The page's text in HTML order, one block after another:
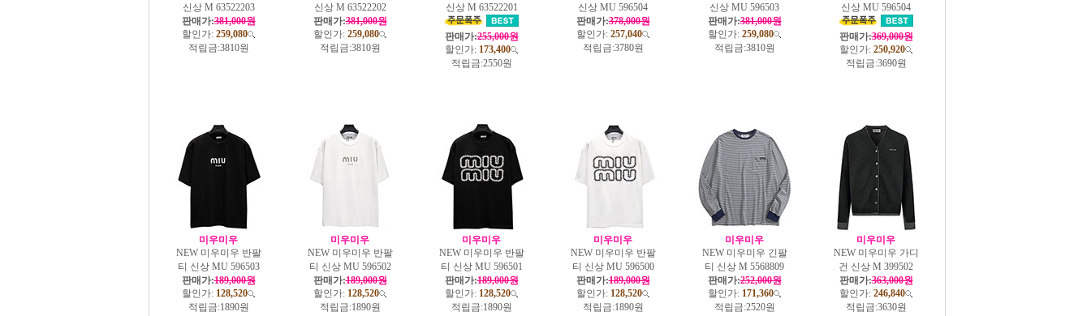
신상 M 63522203
판매가:381,000원
할인가: 259,080
적립금:3810원
신상 M 63522202
판매가:381,000원
할인가: 259,080
적립금:3810원
신상 M 63522201
판매가:255,000원
할인가: 173,400
적립금:2550원
신상 MU 596504
판매가:378,000원
할인가: 257,040
적립금:3780원
신상 MU 596503
판매가:381,000원
할인가: 259,080
적립금:3810원
신상 MU 596504
판매가:369,000원
할인가: 250,920
적립금:3690원
미우미우
NEW 미우미우 반팔
티 신상 MU 596503
판매가:189,000원
할인가: 128,520
적립금:1890원
미우미우
NEW 미우미우 반팔
티 신상 MU 596502
판매가:189,000원
할인가: 128,520
적립금:1890원
미우미우
NEW 미우미우 반팔
티 신상 MU 596501
판매가:189,000원
할인가: 128,520
적립금:1890원
미우미우
NEW 미우미우 반팔
티 신상 MU 596500
판매가:189,000원
할인가: 128,520
적립금:1890원
미우미우
NEW 미우미우 긴팔
티 신상 M 5568809
판매가:252,000원
할인가: 171,360
적립금:2520원
미우미우
NEW 미우미우 가디
건 신상 M 399502
판매가:363,000원
할인가: 246,840
적립금:3630원